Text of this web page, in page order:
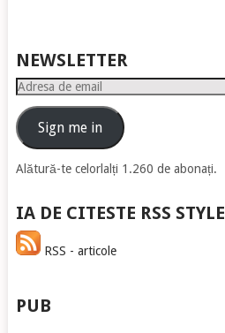
NEWSLETTER
Adresa
emailSign me in
Alătură-te celorlalți 1.260 de abonați.
IA DE CITESTE RSS STYLE
RSS - articole
PUB